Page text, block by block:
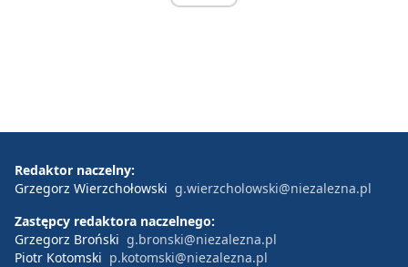
Redaktor naczelny:
Grzegorz Wierzchołowski g.wierzcholowski@niezalezna.pl
Zastępcy redaktora naczelnego:
Grzegorz Broński g.bronski@niezalezna.pl
Piotr Kotomski p.kotomski@niezalezna.pl